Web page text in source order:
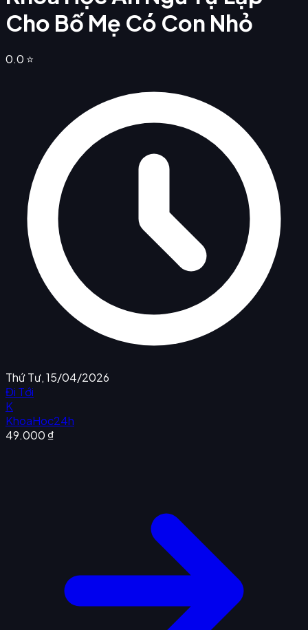
Cho Bố Mẹ Có Con Nhỏ
0.0 ⭐
Thứ Tư, 15/04/2026
Đi Tới
K
KhoaHoc24h
49.000 ₫